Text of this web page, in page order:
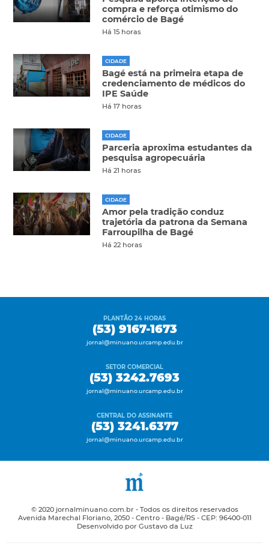
compra e reforça otimismo do
comércio de Bagé
Há 15 horas
CIDADE
Bagé está na primeira etapa de
credenciamento de médicos do
IPE Saúde
Há 17 horas
CIDADE
Parceria aproxima estudantes da
pesquisa agropecuária
Há 21 horas
CIDADE
Amor pela tradição conduz
trajetória da patrona da Semana
Farroupilha de Bagé
Há 22 horas
PLANTÃO 24 HORAS
(53) 9167-1673
jornal@minuano.urcamp.edu.br
SETOR COMERCIAL
(53) 3242.7693
jornal@minuano.urcamp.edu.br
CENTRAL DO ASSINANTE
(53) 3241.6377
jornal@minuano.urcamp.edu.br
© 2020 jornalminuano.com.br - Todos os direitos reservados
Avenida Marechal Floriano, 2050 - Centro - Bagé/RS - CEP: 96400-011
Desenvolvido por Gustavo da Luz